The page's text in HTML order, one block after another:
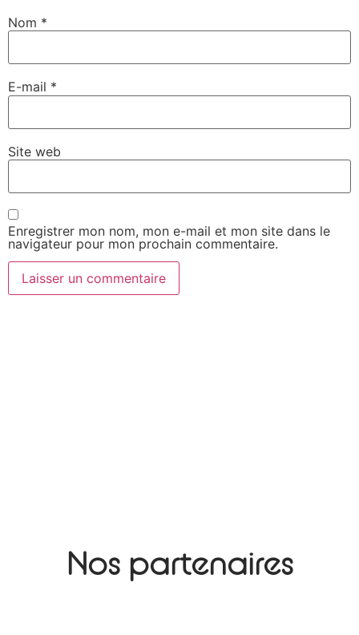
Nom *
E-mail *
Site web
Enregistrer mon nom, mon e-mail et mon site dans le
navigateur pour mon prochain commentaire.
Nos partenaires